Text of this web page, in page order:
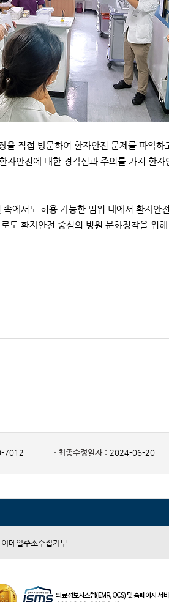
직접 방문하여 환자안전 문제를 파악하
자안전에 대한 경각심과 주의를 가져 환
에서도 허용 가능한 범위 내에서 환자안
도 환자안전 중심의 병원 문화정착을 위
7012 최종수정일자 : 2024-06-20
이메일주소수집거부